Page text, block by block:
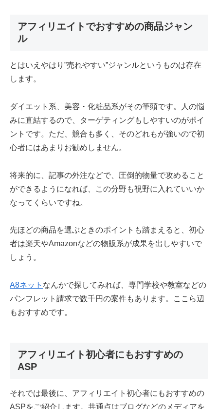
アフィリエイトでおすすめの商品ジャン
ル
とはいえやはり”売れやすい”ジャンルというものは存在
します。
ダイエット系、美容・化粧品系がその筆頭です。人の悩
みに直結するので、ターゲティングもしやすいのがポイ
ントです。ただ、競合も多く、そのどれもが強いので初
心者にはあまりお勧めしません。
将来的に、記事の外注などで、圧倒的物量で攻めること
ができるようになれば、この分野も視野に入れていいか
なってくらいですね。
先ほどの商品を選ぶときのポイントも踏まえると、初心
者は楽天やAmazonなどの物販系が成果を出しやすいで
しょう。
A8ネット なんかで探してみれば、専門学校や教室などの
パンフレット請求で数千円の案件もあります。ここら辺
もおすすめです。
アフィリエイト初心者にもおすすめの
ASP
それでは最後に、アフィリエイト初心者にもおすすめの
ASPをご紹介します。共通点はブログなどのメディアを